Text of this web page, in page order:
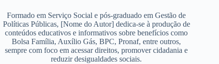
Formado em Serviço Social e pós-graduado em Gestão de
Políticas Públicas, [Nome do Autor] dedica-se à produção de
conteúdos educativos e informativos sobre benefícios como
Bolsa Família, Auxílio Gás, BPC, Pronaf, entre outros,
sempre com foco em acessar direitos, promover cidadania e
reduzir desigualdades sociais.